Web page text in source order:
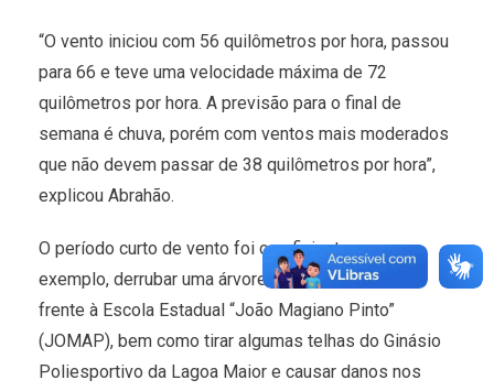
“O vento iniciou com 56 quilômetros por hora, passou
para 66 e teve uma velocidade máxima de 72
quilômetros por hora. A previsão para o final de
semana é chuva, porém com ventos mais moderados
que não devem passar de 38 quilômetros por hora”,
explicou Abrahão.
O período curto de vento foi o suficiente para, por
exemplo, derrubar uma árvore de grande porte em
frente à Escola Estadual “João Magiano Pinto”
(JOMAP), bem como tirar algumas telhas do Ginásio
Poliesportivo da Lagoa Maior e causar danos nos